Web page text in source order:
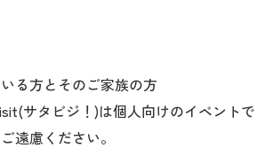
る方とそのご家族の方
サタビジ！)は個人向けのイベントで
遠慮ください。